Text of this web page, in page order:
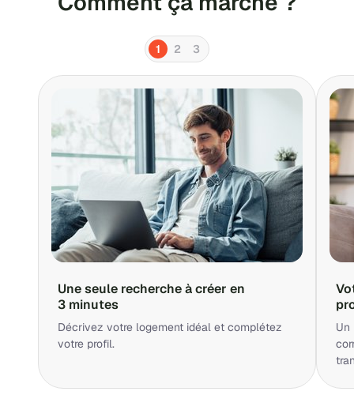
1 2 3
Une seule recherche à créer en
3 minutes
Décrivez votre logement idéal et complétez
votre profil.
Un